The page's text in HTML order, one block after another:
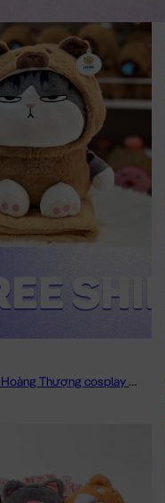
Gối mền Mèo Hoàng Thượng cosplay Capybara